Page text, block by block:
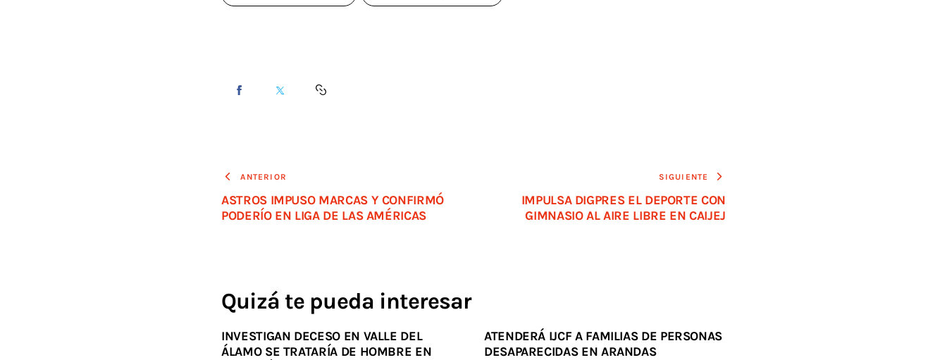
ANTERIOR
ASTROS IMPUSO MARCAS Y CONFIRMÓ
PODERÍO EN LIGA DE LAS AMÉRICAS
SIGUIENTE
IMPULSA DIGPRES EL DEPORTE CON
GIMNASIO AL AIRE LIBRE EN CAIJEJ
Quizá te pueda interesar
INVESTIGAN DECESO EN VALLE DEL
ÁLAMO SE TRATARÍA DE HOMBRE EN
ATENDERÁ IJCF A FAMILIAS DE PERSONAS
DESAPARECIDAS EN ARANDAS